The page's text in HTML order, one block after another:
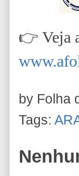
👉 Veja
by Folha
Tags: